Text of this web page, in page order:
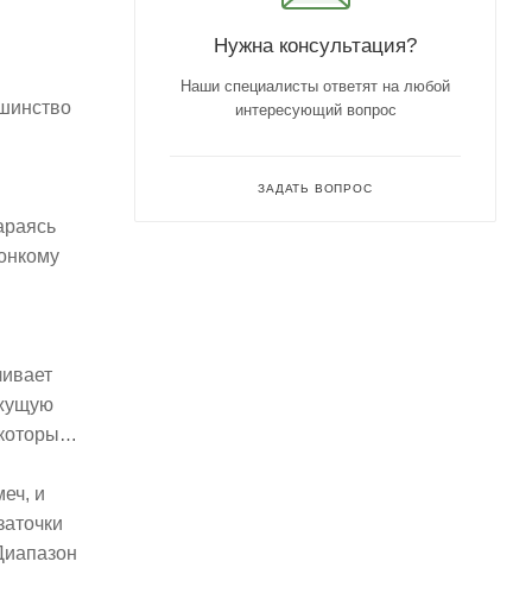
и
Нужна консультация?
Наши специалисты ответят на любой
интересующий вопрос
ЗАДАТЬ ВОПРОС